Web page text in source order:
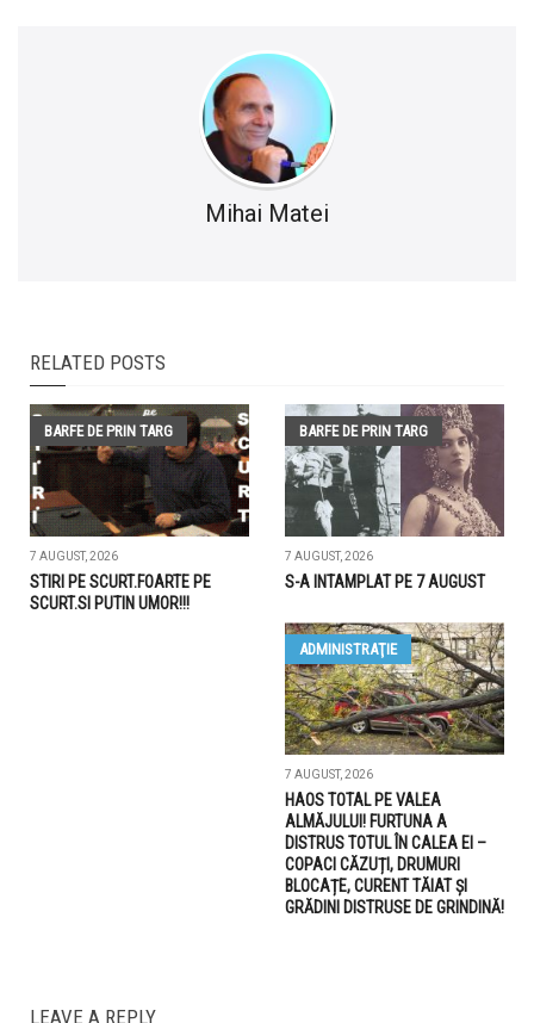
Mihai Matei
RELATED POSTS
BARFE DE PRIN TARG
7 AUGUST, 2026
STIRI PE SCURT.FOARTE PE
SCURT.SI PUTIN UMOR!!!
BARFE DE PRIN TARG
7 AUGUST, 2026
S-A INTAMPLAT PE 7 AUGUST
ADMINISTRAŢIE
7 AUGUST, 2026
HAOS TOTAL PE VALEA
ALMĂJULUI! FURTUNA A
DISTRUS TOTUL ÎN CALEA EI –
COPACI CĂZUȚI, DRUMURI
BLOCAȚE, CURENT TĂIAT ȘI
GRĂDINI DISTRUSE DE GRINDINĂ!
LEAVE A REPLY